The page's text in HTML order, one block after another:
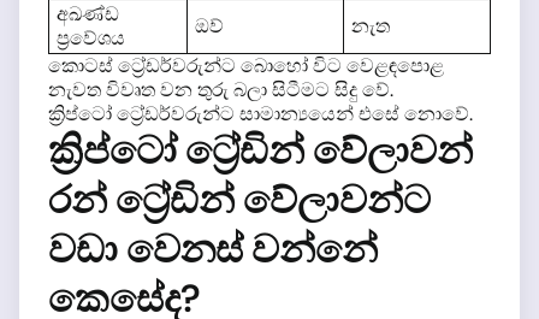
අඛණ්ඩ
ප්‍රවේශය
ඔව්
නැත
කොටස් ට්‍රේඩර්වරුන්ට බොහෝ විට වෙළඳපොළ
නැවත විවෘත වන තුරු බලා සිටීමට සිදු වේ.
ක්‍රිප්ටෝ ට්‍රේඩර්වරුන්ට සාමාන්‍යයෙන් එසේ නොවේ.
ක්‍රිප්ටෝ ට්‍රේඩින් වේලාවන්
රන් ට්‍රේඩින් වේලාවන්ට
වඩා වෙනස් වන්නේ
කෙසේද?